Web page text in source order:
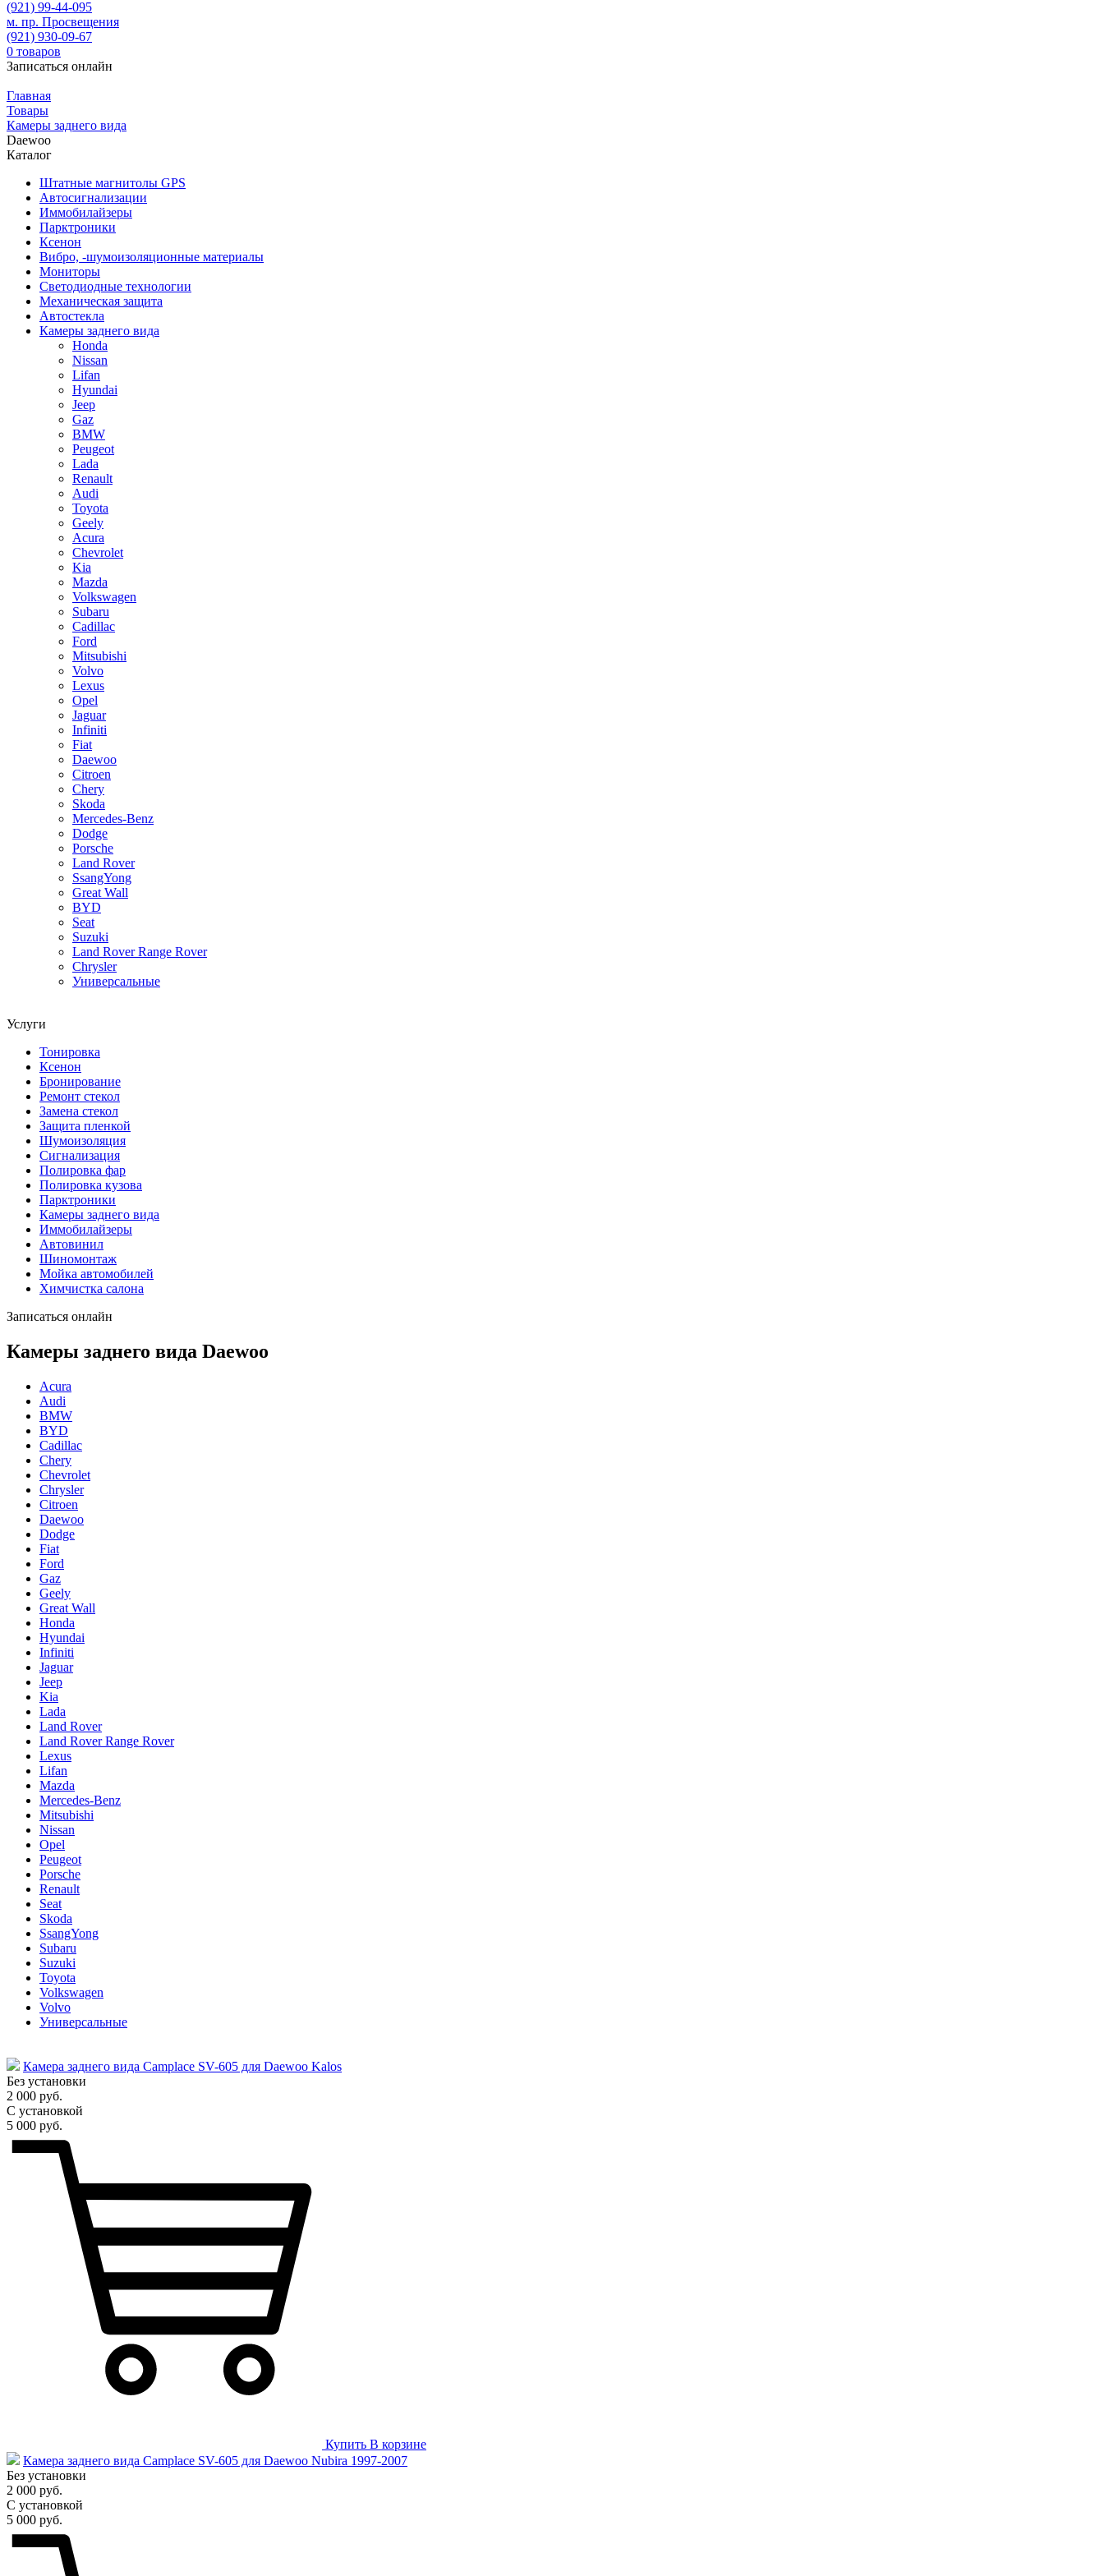
(921) 99-44-095
м. пр. Просвещения
(921) 930-09-67
0 товаров
Записаться онлайн
Главная
Товары
Камеры заднего вида
Daewoo
Каталог
Штатные магнитолы GPS
Автосигнализации
Иммобилайзеры
Парктроники
Ксенон
Вибро, -шумоизоляционные материалы
Мониторы
Светодиодные технологии
Механическая защита
Автостекла
Камеры заднего вида
Honda
Nissan
Lifan
Hyundai
Jeep
Gaz
BMW
Peugeot
Lada
Renault
Audi
Toyota
Geely
Acura
Chevrolet
Kia
Mazda
Volkswagen
Subaru
Cadillac
Ford
Mitsubishi
Volvo
Lexus
Opel
Jaguar
Infiniti
Fiat
Daewoo
Citroen
Chery
Skoda
Mercedes-Benz
Dodge
Porsche
Land Rover
SsangYong
Great Wall
BYD
Seat
Suzuki
Land Rover Range Rover
Chrysler
Универсальные
Услуги
Тонировка
Ксенон
Бронирование
Ремонт стекол
Замена стекол
Защита пленкой
Шумоизоляция
Сигнализация
Полировка фар
Полировка кузова
Парктроники
Камеры заднего вида
Иммобилайзеры
Автовинил
Шиномонтаж
Мойка автомобилей
Химчистка салона
Записаться онлайн
Камеры заднего вида Daewoo
Acura
Audi
BMW
BYD
Cadillac
Chery
Chevrolet
Chrysler
Citroen
Daewoo
Dodge
Fiat
Ford
Gaz
Geely
Great Wall
Honda
Hyundai
Infiniti
Jaguar
Jeep
Kia
Lada
Land Rover
Land Rover Range Rover
Lexus
Lifan
Mazda
Mercedes-Benz
Mitsubishi
Nissan
Opel
Peugeot
Porsche
Renault
Seat
Skoda
SsangYong
Subaru
Suzuki
Toyota
Volkswagen
Volvo
Универсальные
Камера заднего вида Camplace SV-605 для Daewoo Kalos
Без установки
2 000 руб.
С установкой
5 000 руб.
Купить В корзине
Камера заднего вида Camplace SV-605 для Daewoo Nubira 1997-2007
Без установки
2 000 руб.
С установкой
5 000 руб.